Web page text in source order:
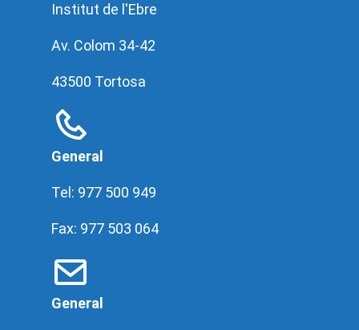
Institut de l'Ebre
Av. Colom 34-42
43500 Tortosa
General
Tel: 977 500 949
Fax: 977 503 064
General